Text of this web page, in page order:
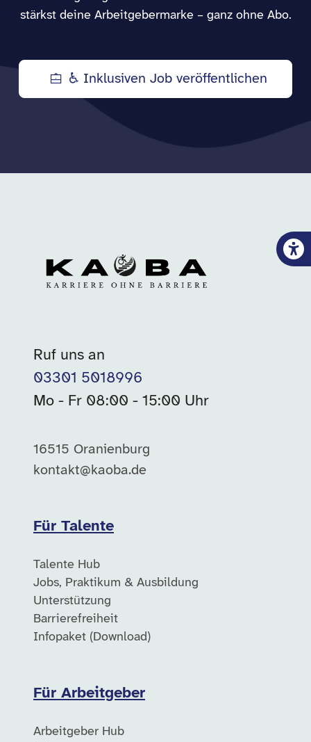
stärkst deine Arbeitgebermarke – ganz ohne Abo.
♿ Inklusiven Job veröffentlichen
Ruf uns an
03301 5018996
Mo - Fr 08:00 - 15:00 Uhr
16515 Oranienburg
kontakt@kaoba.de
Für Talente
Talente Hub
Jobs, Praktikum & Ausbildung
Unterstützung
Barrierefreiheit
Infopaket (Download)
Für Arbeitgeber
Arbeitgeber Hub